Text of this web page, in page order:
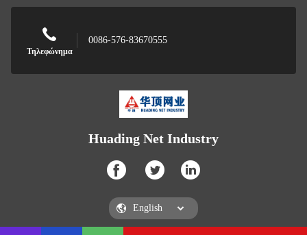
Τηλεφώνημα
0086-576-83670555
Huading Net Industry